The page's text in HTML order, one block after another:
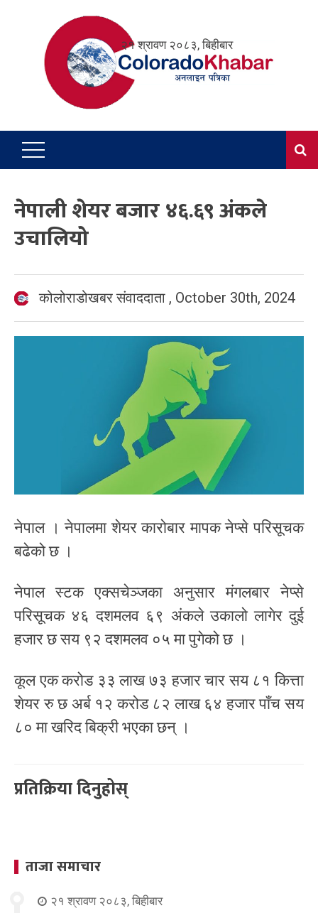
२१ श्रावण २०८३, बिहीबार
नेपाली शेयर बजार ४६.६९ अंकले
उचालियो
कोलोराडोखबर संवाददाता , October 30th, 2024
नेपाल । नेपालमा शेयर कारोबार मापक नेप्से परिसूचक
बढेको छ ।
नेपाल स्टक एक्सचेञ्जका अनुसार मंगलबार नेप्से
परिसूचक ४६ दशमलव ६९ अंकले उकालो लागेर दुई
हजार छ सय ९२ दशमलव ०५ मा पुगेको छ ।
कूल एक करोड ३३ लाख ७३ हजार चार सय ८१ कित्ता
शेयर रु छ अर्ब १२ करोड ८२ लाख ६४ हजार पाँच सय
८० मा खरिद बिक्री भएका छन् ।
प्रतिक्रिया दिनुहोस्
ताजा समाचार
२१ श्रावण २०८३, बिहीबार